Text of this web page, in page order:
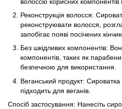
Реконструкція волосся:
реконструювати волосся,
запобігає появі посічених
Без шкідливих компонентів:
компонентів, таких як
безпечною для використання.
Веганський продукт:
підходить для веганів.
Спосіб застосування: Нанесіть